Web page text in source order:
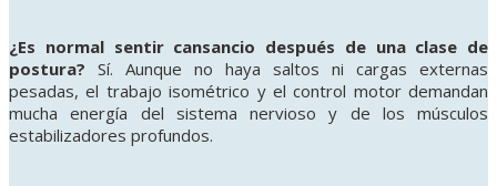
¿Es normal sentir cansancio después de una clase de
postura? Sí. Aunque no haya saltos ni cargas externas
pesadas, el trabajo isométrico y el control motor demandan
mucha energía del sistema nervioso y de los músculos
estabilizadores profundos.